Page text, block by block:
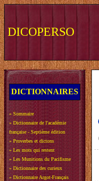
DICOPERSO
DICTIONNAIRES
» Sommaire
» Dictionnaire de l'académie
française - Septième édition
» Proverbes et dictons
» Les mots qui restent
» Les Munitions du Pacifisme
» Dictionnaire des curieux
» Dictionnaire Argot-Français